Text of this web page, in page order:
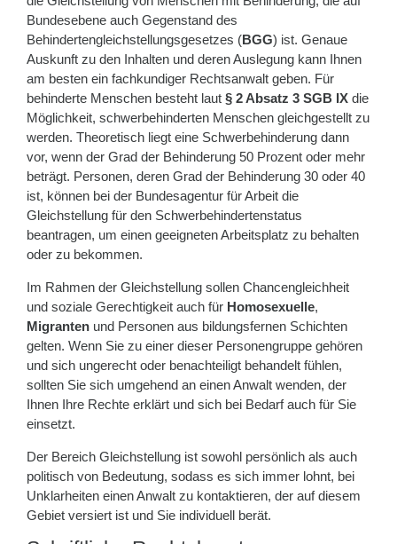
Bundesebene auch Gegenstand des
Behindertengleichstellungsgesetzes (BGG) ist. Genaue
Auskunft zu den Inhalten und deren Auslegung kann Ihnen
am besten ein fachkundiger Rechtsanwalt geben. Für
behinderte Menschen besteht laut § 2 Absatz 3 SGB IX die
Möglichkeit, schwerbehinderten Menschen gleichgestellt zu
werden. Theoretisch liegt eine Schwerbehinderung dann
vor, wenn der Grad der Behinderung 50 Prozent oder mehr
beträgt. Personen, deren Grad der Behinderung 30 oder 40
ist, können bei der Bundesagentur für Arbeit die
Gleichstellung für den Schwerbehindertenstatus
beantragen, um einen geeigneten Arbeitsplatz zu behalten
oder zu bekommen.
Im Rahmen der Gleichstellung sollen Chancengleichheit
und soziale Gerechtigkeit auch für Homosexuelle,
Migranten und Personen aus bildungsfernen Schichten
gelten. Wenn Sie zu einer dieser Personengruppe gehören
und sich ungerecht oder benachteiligt behandelt fühlen,
sollten Sie sich umgehend an einen Anwalt wenden, der
Ihnen Ihre Rechte erklärt und sich bei Bedarf auch für Sie
einsetzt.
Der Bereich Gleichstellung ist sowohl persönlich als auch
politisch von Bedeutung, sodass es sich immer lohnt, bei
Unklarheiten einen Anwalt zu kontaktieren, der auf diesem
Gebiet versiert ist und Sie individuell berät.